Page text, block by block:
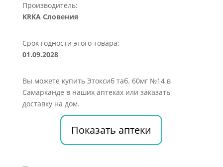
Производитель:
KRKA Словения
Срок годности этого товара:
01.09.2028
Вы можете купить Этоксиб таб. 60мг №14 в
Самарканде в наших аптеках или заказать
доставку на дом.
Показать аптеки